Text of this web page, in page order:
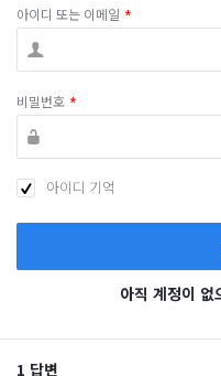
아이디 또는 이메일 *
비밀번호 *
아이디 기억
아직 계정이 없
1 답변